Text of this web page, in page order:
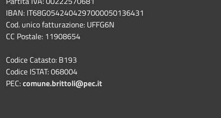
IBAN: IT68G0542404297000050136431
Cod. unico fatturazione: UFFG6N
CC Postale: 11908654
Codice Catasto: B193
Codice ISTAT: 068004
PEC:comune.brittoli@pec.it